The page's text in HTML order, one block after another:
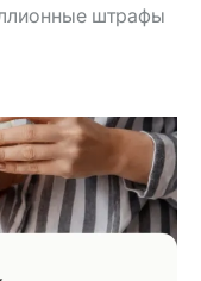
штрафы